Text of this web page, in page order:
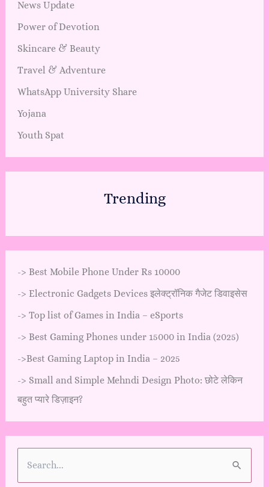
News Update
Power of Devotion
Skincare & Beauty
Travel & Adventure
WhatsApp University Share
Yojana
Youth Spat
Trending
-> Best Mobile Phone Under Rs 10000
-> Electronic Gadgets Devices इलेक्ट्रॉनिक गैजेट डिवाइसेस
-> Top list of Games in India – eSports
-> Best Gaming Phones under 15000 in India (2025)
->Best Gaming Laptop in India – 2025
-> Small and Simple Mehndi Design Photo: छोटे लेकिन
बहुत प्यारे डिज़ाइन?